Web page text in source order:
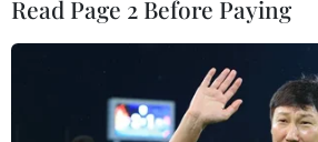
Read Page 2 Before Paying